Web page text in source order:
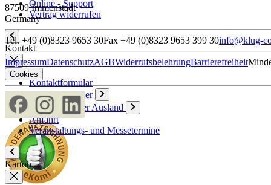
Online - Support
Vertrag widerrufen
Kontakt
Kontaktformular
Ansprechpartner
Vertriebspartner Ausland
Anfahrt
Veranstaltungs- und Messetermine
Karton
87509 Immenstadt
Germany
Tel. +49 (0)8323 9653 30Fax +49 (0)8323 9653 399 30info@klug-
ImpressumDatenschutzAGBWiderrufsbelehrungBarrierefreiheit
Cookies